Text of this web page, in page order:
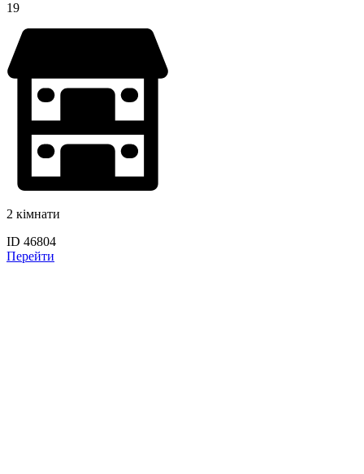
19
2 кімнати
ID 46804
Перейти